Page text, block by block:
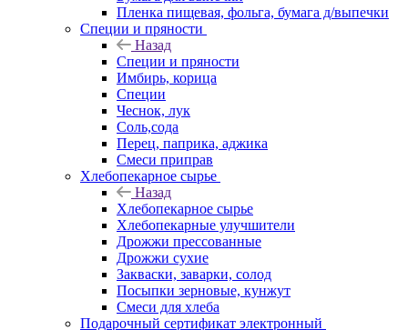
Пленка пищевая, фольга, бумага д/выпечки
Специи и пряности
Назад
Специи и пряности
Имбирь, корица
Специи
Чеснок, лук
Соль,сода
Перец, паприка, аджика
Смеси приправ
Хлебопекарное сырье
Назад
Хлебопекарное сырье
Хлебопекарные улучшители
Дрожжи прессованные
Дрожжи сухие
Закваски, заварки, солод
Посыпки зерновые, кунжут
Смеси для хлеба
Подарочный сертификат электронный